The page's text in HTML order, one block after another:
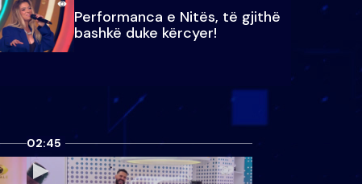
Performanca e Nitës, të gjithë
bashkë duke kërcyer!
02:45